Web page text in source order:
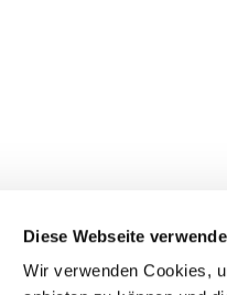
Diese Webseite
Wir verwenden Cookies,